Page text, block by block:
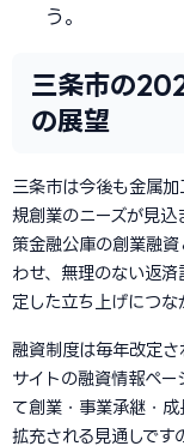
う。
三条市の
の展望
三条市は今後も金属
規創業のニーズが見込
策金融公庫の創業融
わせ、無理のない返
定した立ち上げにつな
融資制度は毎年改定
サイトの融資情報ペ
て創業・事業承継・
拡充される見通しです